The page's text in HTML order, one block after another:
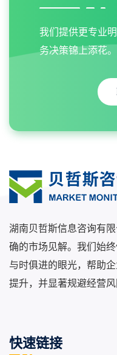
我们提供更专业
务决策锦上添花。
湖南贝哲斯信息咨询有
确的市场见解。我们始
与时俱进的眼光，帮助
提升，并显著规避经营风
快速链接